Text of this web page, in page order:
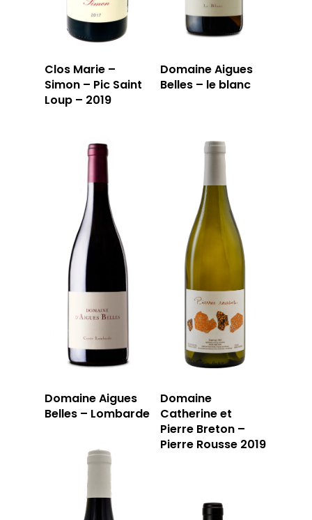
Clos Marie –
Simon – Pic Saint
Loup – 2019
Domaine Aigues
Belles – le blanc
Domaine Aigues
Belles – Lombarde
Domaine
Catherine et
Pierre Breton –
Pierre Rousse 2019